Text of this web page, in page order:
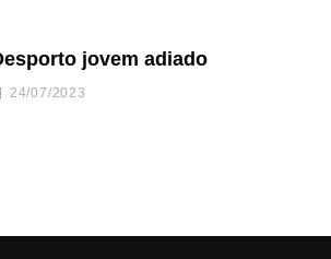
jovem adiado
24/07/2023